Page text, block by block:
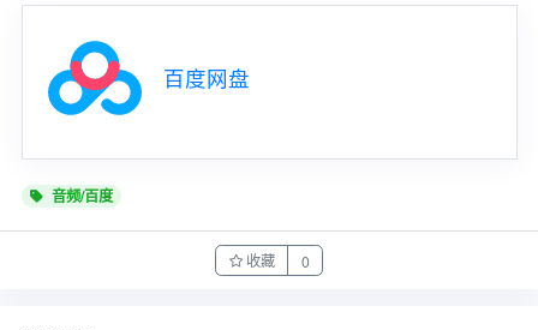
百度网盘
音频/百度
收藏 0